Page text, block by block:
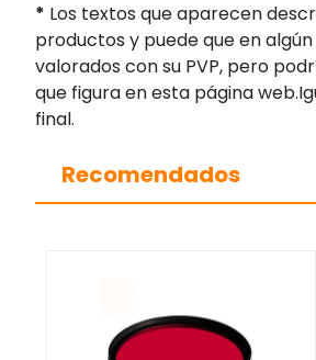
* Los textos que aparecen
productos y puede que en
valorados con su PVP, pero
que figura en esta página
final.
Recomendados